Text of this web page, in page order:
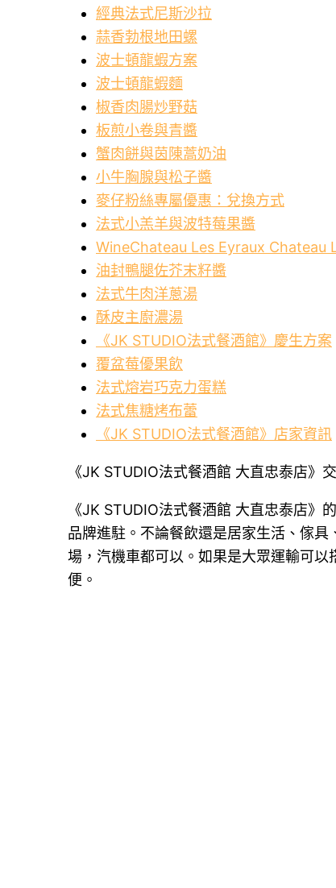
經典法式尼斯沙拉
蒜香勃根地田螺
波士頓龍蝦方案
波士頓龍蝦麵
椒香肉腸炒野菇
板煎小卷與青醬
蟹肉餅與茵陳蒿奶油
小牛胸腺與松子醬
麥仔粉絲專屬優惠：兌換方式
法式小羔羊與波特莓果醬
WineChateau Les Eyraux Chateau
油封鴨腿佐芥末籽醬
法式牛肉洋蔥湯
酥皮主廚濃湯
《JK STUDIO法式餐酒館》慶生方案
覆盆莓優果飲
法式熔岩巧克力蛋糕
法式焦糖烤布蕾
《JK STUDIO法式餐酒館》店家資訊
《JK STUDIO法式餐酒館 大直忠泰店》
《JK STUDIO法式餐酒館 大直忠泰店》
品牌進駐。不論餐飲還是居家生活、傢
場，汽機車都可以。如果是大眾運輸可
便。